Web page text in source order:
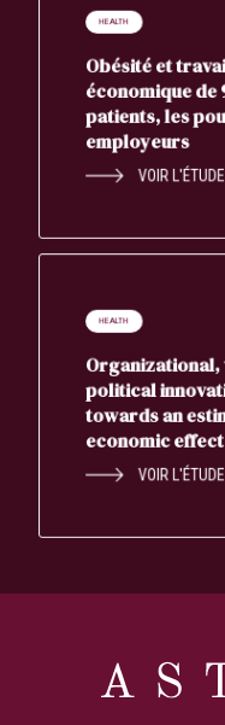
HEALTH
Obésité et
économique de
patients, les
employeurs
VOIR L'ÉTUDE
HEALTH
political
towards an
economic
VOIR L'ÉTUDE